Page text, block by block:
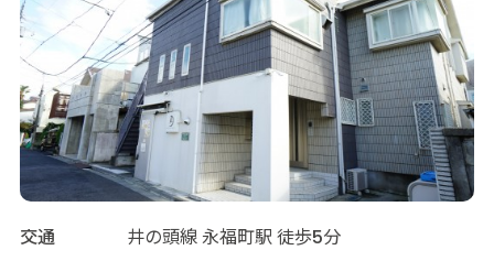
交通 井の頭線 永福町駅 徒歩5分